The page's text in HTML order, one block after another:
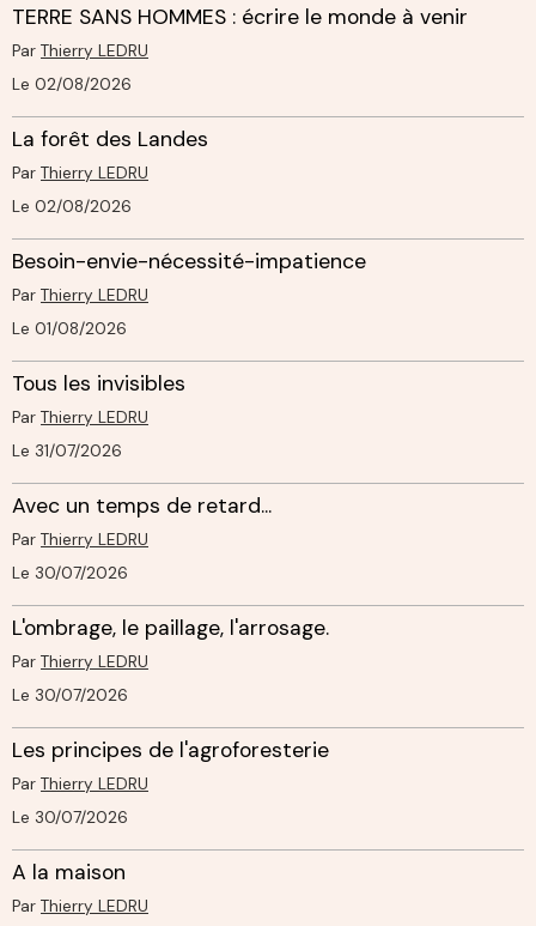
TERRE SANS HOMMES : écrire le monde à venir
Par Thierry LEDRU
Le 02/08/2026
La forêt des Landes
Par Thierry LEDRU
Le 02/08/2026
Besoin-envie-nécessité-impatience
Par Thierry LEDRU
Le 01/08/2026
Tous les invisibles
Par Thierry LEDRU
Le 31/07/2026
Avec un temps de retard...
Par Thierry LEDRU
Le 30/07/2026
L'ombrage, le paillage, l'arrosage.
Par Thierry LEDRU
Le 30/07/2026
Les principes de l'agroforesterie
Par Thierry LEDRU
Le 30/07/2026
A la maison
Par Thierry LEDRU